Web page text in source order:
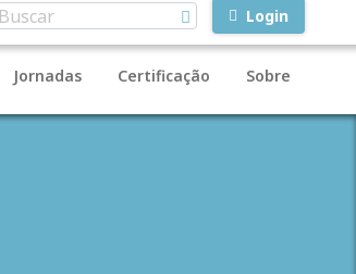
Login
Jornadas Certificação Sobre